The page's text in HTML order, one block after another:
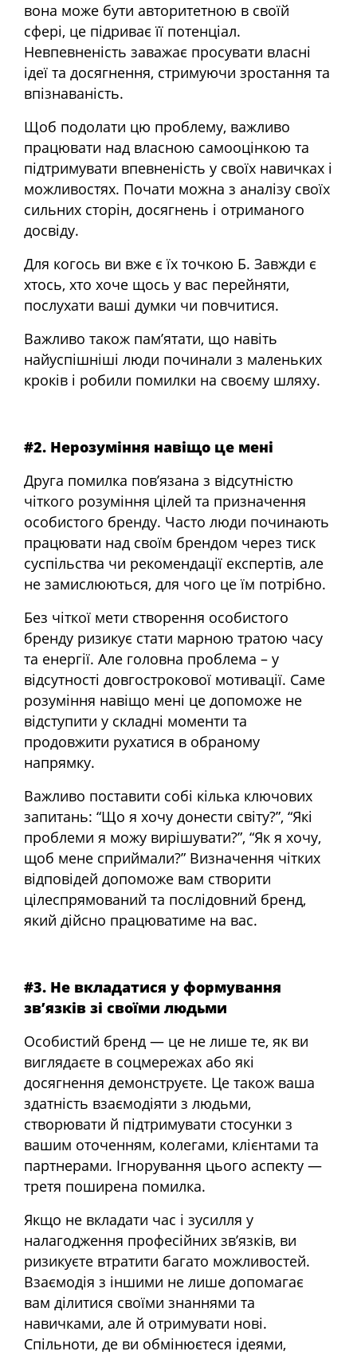
вона може бути авторитетною в своїй
сфері, це підриває її потенціал.
Невпевненість заважає просувати власні
ідеї та досягнення, стримуючи зростання та
впізнаваність.
Щоб подолати цю проблему, важливо
працювати над власною самооцінкою та
підтримувати впевненість у своїх навичках і
можливостях. Почати можна з аналізу своїх
сильних сторін, досягнень і отриманого
досвіду.
Для когось ви вже є їх точкою Б. Завжди є
хтось, хто хоче щось у вас перейняти,
послухати ваші думки чи повчитися.
Важливо також пам’ятати, що навіть
найуспішніші люди починали з маленьких
кроків і робили помилки на своєму шляху.
#2. Нерозуміння навіщо це мені
Друга помилка пов’язана з відсутністю
чіткого розуміння цілей та призначення
особистого бренду. Часто люди починають
працювати над своїм брендом через тиск
суспільства чи рекомендації експертів, але
не замислюються, для чого це їм потрібно.
Без чіткої мети створення особистого
бренду ризикує стати марною тратою часу
та енергії. Але головна проблема – у
відсутності довгострокової мотивації. Саме
розуміння навіщо мені це допоможе не
відступити у складні моменти та
продовжити рухатися в обраному
напрямку.
Важливо поставити собі кілька ключових
запитань: “Що я хочу донести світу?”, “Які
проблеми я можу вирішувати?”, “Як я хочу,
щоб мене сприймали?” Визначення чітких
відповідей допоможе вам створити
цілеспрямований та послідовний бренд,
який дійсно працюватиме на вас.
#3. Не вкладатися у формування
зв’язків зі своїми людьми
Особистий бренд — це не лише те, як ви
виглядаєте в соцмережах або які
досягнення демонструєте. Це також ваша
здатність взаємодіяти з людьми,
створювати й підтримувати стосунки з
вашим оточенням, колегами, клієнтами та
партнерами. Ігнорування цього аспекту —
третя поширена помилка.
Якщо не вкладати час і зусилля у
налагодження професійних зв’язків, ви
ризикуєте втратити багато можливостей.
Взаємодія з іншими не лише допомагає
вам ділитися своїми знаннями та
навичками, але й отримувати нові.
Спільноти, де ви обмінюєтеся ідеями,